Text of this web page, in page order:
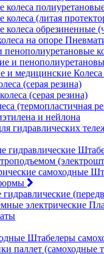
колеса
колеса (литая
колеса обрезиненные
и
(серая резина)
(серая резина)
(термопластичная
и нейлона
Штабелеры